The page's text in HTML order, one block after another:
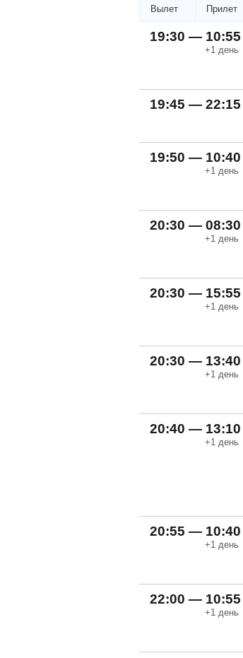
Вылет Прилет
19:30 — 10:55
+1 день
19:45 — 22:15
19:50 — 10:40
+1 день
20:30 — 08:30
+1 день
20:30 — 15:55
+1 день
20:30 — 13:40
+1 день
20:40 — 13:10
+1 день
20:55 — 10:40
+1 день
22:00 — 10:55
+1 день